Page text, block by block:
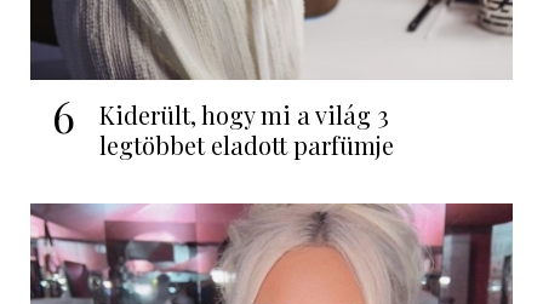
6
Kiderült, hogy mi a világ 3
legtöbbet eladott parfümje